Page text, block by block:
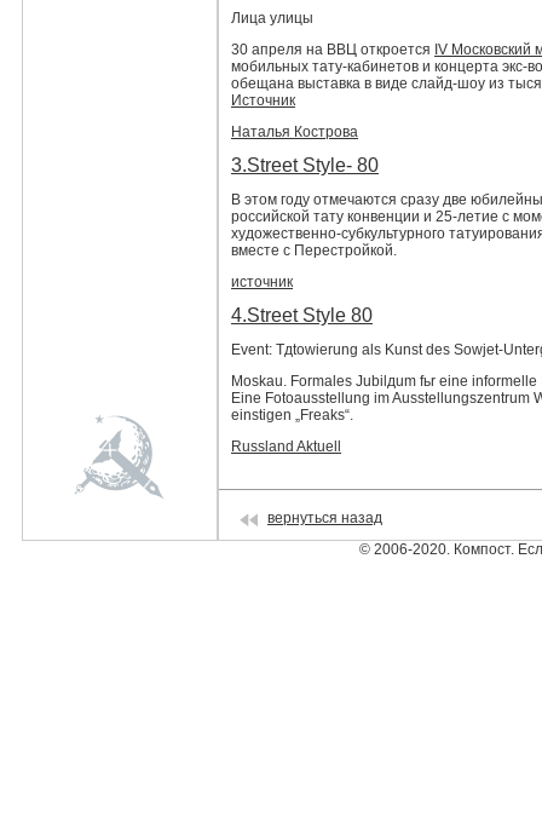
Лица улицы
30 апреля на ВВЦ откроется IV
мобильных тату-кабинетов и концерта экс-
обещана выставка в виде слайд-шоу из
Источник
Наталья Кострова
3.Street Style- 80
В этом году отмечаются сразу две
российской тату конвенции и 25-летие с
художественно-субкультурного
вместе с Перестройкой.
источник
4.Street Style 80
Event: Tдtowierung als Kunst des Sowjet-
Moskau. Formales Jubilдum fьr eine
Eine Fotoausstellung im Ausstellungszentrum
einstigen „Freaks“.
Russland Aktuell
вернуться назад
© 2006-2020. Компост.